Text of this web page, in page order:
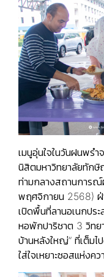
เมนูอุ่นใจในวันฝนพร
นิสิตมหาวิทยาลัยทักษิ
ท่ามกลางสถานการณ์
พฤศจิกายน 2568)
เปิดพื้นที่ลานอเนกปร
หอพักปาริชาต 3 วิทย
บ้านหลังใหญ่” ที่เต็ม
ใส่ใจเหยาะซอสแห่งค